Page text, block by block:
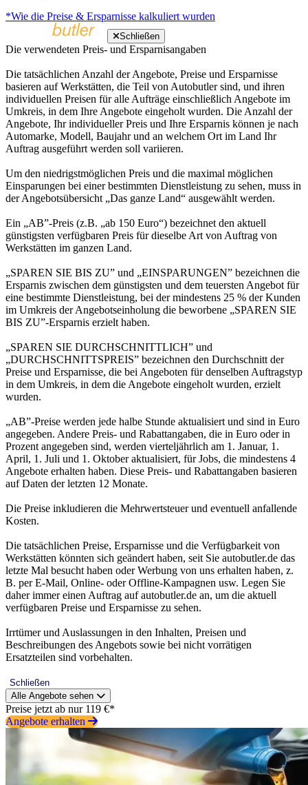
*Wie die Preise & Ersparnisse kalkuliert wurden
Schließen
Die verwendeten Preis- und Ersparnisangaben
Die tatsächlichen Anzahl der Angebote, Preise und Ersparnisse
basieren auf Werkstätten, die Teil von Autobutler sind, und ihren
individuellen Preisen für alle Aufträge einschließlich Angebote im
Umkreis, in dem Ihre Angebote eingeholt wurden. Die Anzahl der
Angebote, Ihr individueller Preis und Ihre Ersparnis können je nach
Automarke, Modell, Baujahr und an welchem Ort im Land Ihr
Auftrag ausgeführt werden soll variieren.
Um den niedrigstmöglichen Preis und die maximal möglichen
Einsparungen bei einer bestimmten Dienstleistung zu sehen, muss in
der Angebotsübersicht „Das ganze Land“ ausgewählt werden.
Ein „AB”-Preis (z.B. „ab 150 Euro“) bezeichnet den aktuell
günstigsten verfügbaren Preis für dieselbe Art von Auftrag von
Werkstätten im ganzen Land.
„SPAREN SIE BIS ZU” und „EINSPARUNGEN” bezeichnen die
Ersparnis zwischen dem günstigsten und dem teuersten Angebot für
eine bestimmte Dienstleistung, bei der mindestens 25 % der Kunden
im Umkreis der Angebotseinholung die beworbene „SPAREN SIE
BIS ZU”-Ersparnis erzielt haben.
„SPAREN SIE DURCHSCHNITTLICH” und
„DURCHSCHNITTSPREIS” bezeichnen den Durchschnitt der
Preise und Ersparnisse, die bei Angeboten für denselben Auftragstyp
in dem Umkreis, in dem die Angebote eingeholt wurden, erzielt
wurden.
„AB”-Preise werden jede halbe Stunde aktualisiert und sind in Euro
angegeben. Andere Preis- und Rabattangaben, die in Euro oder in
Prozent angegeben sind, werden vierteljährlich am 1. Januar, 1.
April, 1. Juli und 1. Oktober aktualisiert, für Jobs, die mindestens 4
Angebote erhalten haben. Diese Preis- und Rabattangaben basieren
auf Daten der letzten 12 Monate.
Die Preise inkludieren die Mehrwertsteuer und eventuell anfallende
Kosten.
Die tatsächlichen Preise, Ersparnisse und die Verfügbarkeit von
Werkstätten könnten sich geändert haben, seit Sie autobutler.de das
letzte Mal besucht haben oder Werbung von uns erhalten haben, z.
B. per E-Mail, Online- oder Offline-Kampagnen usw. Legen Sie
daher immer einen Auftrag auf autobutler.de an, um die aktuell
verfügbaren Preise und Ersparnisse zu sehen.
Irrtümer und Auslassungen in den Inhalten, Preisen und
Beschreibungen des Angebots sowie bei nicht vorrätigen
Ersatzteilen sind vorbehalten.
Schließen
Alle Angebote sehen
Preise jetzt ab nur 119 €*
Angebote erhalten